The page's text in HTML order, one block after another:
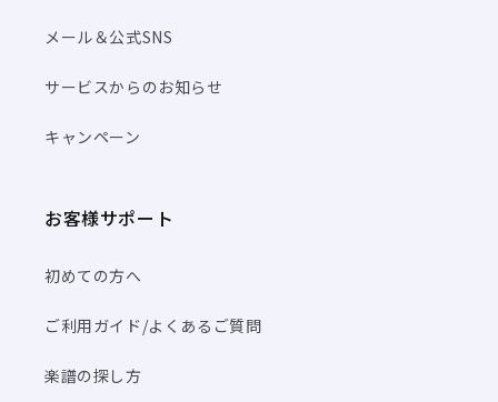
メール＆公式SNS
サービスからのお知らせ
キャンペーン
お客様サポート
初めての方へ
ご利用ガイド/よくあるご質問
楽譜の探し方